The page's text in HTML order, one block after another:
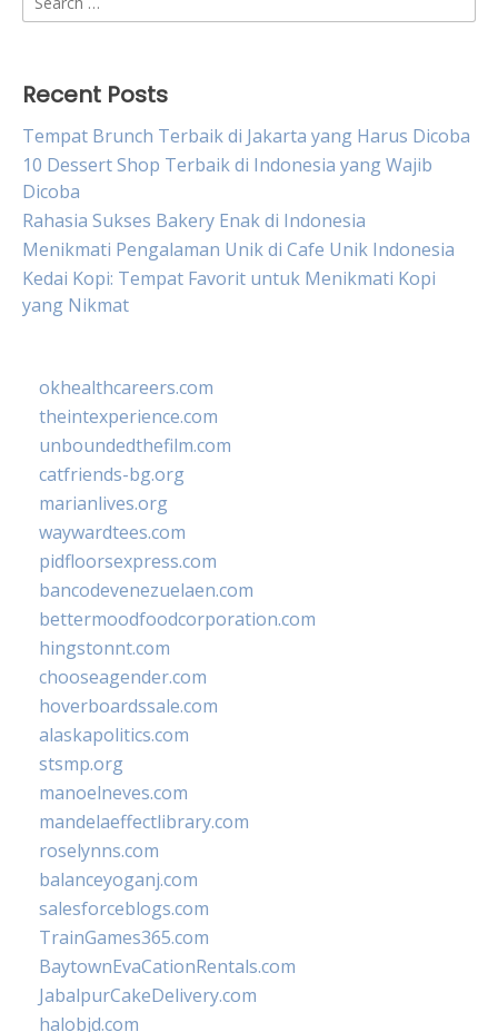
for:
Recent Posts
Tempat Brunch Terbaik di Jakarta yang Harus Dicoba
10 Dessert Shop Terbaik di Indonesia yang Wajib
Dicoba
Rahasia Sukses Bakery Enak di Indonesia
Menikmati Pengalaman Unik di Cafe Unik Indonesia
Kedai Kopi: Tempat Favorit untuk Menikmati Kopi
yang Nikmat
okhealthcareers.com
theintexperience.com
unboundedthefilm.com
catfriends-bg.org
marianlives.org
waywardtees.com
pidfloorsexpress.com
bancodevenezuelaen.com
bettermoodfoodcorporation.com
hingstonnt.com
chooseagender.com
hoverboardssale.com
alaskapolitics.com
stsmp.org
manoelneves.com
mandelaeffectlibrary.com
roselynns.com
balanceyoganj.com
salesforceblogs.com
TrainGames365.com
BaytownEvaCationRentals.com
JabalpurCakeDelivery.com
halobjd.com